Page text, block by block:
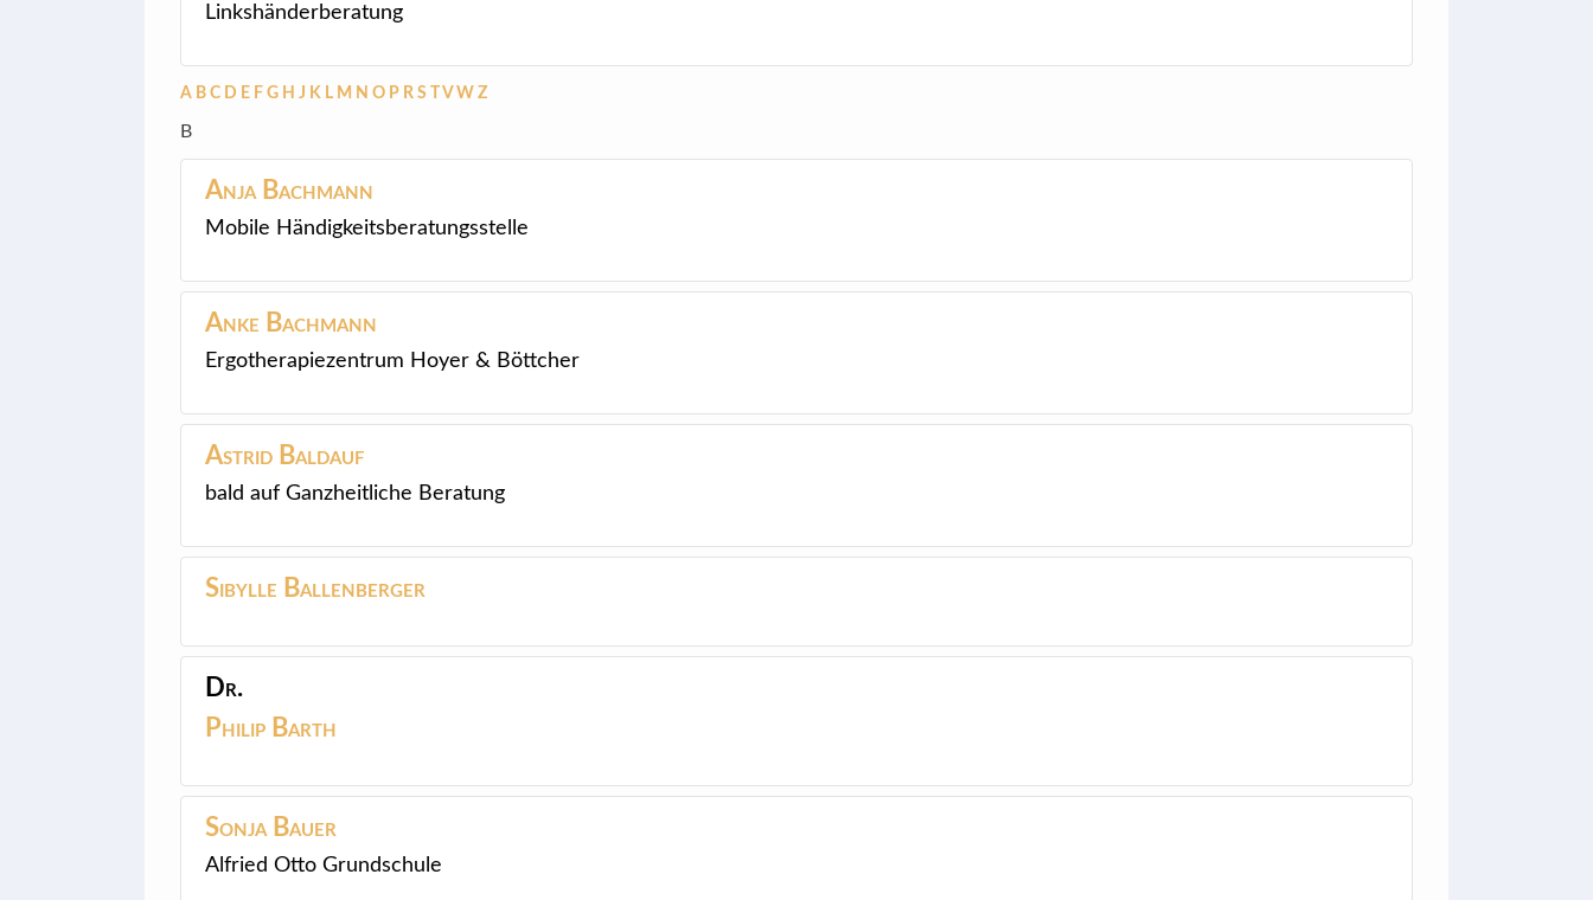
Linkshänderberatung
A B C D E F G H J K L M N O P R S TV W Z
B
Anja Bachmann
Mobile Händigkeitsberatungsstelle
Anke Bachmann
Ergotherapiezentrum Hoyer & Böttcher
Astrid Baldauf
bald auf Ganzheitliche Beratung
Sibylle Ballenberger
Dr.
Philip Barth
Sonja Bauer
Alfried Otto Grundschule